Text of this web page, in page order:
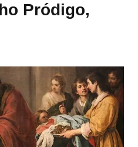
Pródigo,